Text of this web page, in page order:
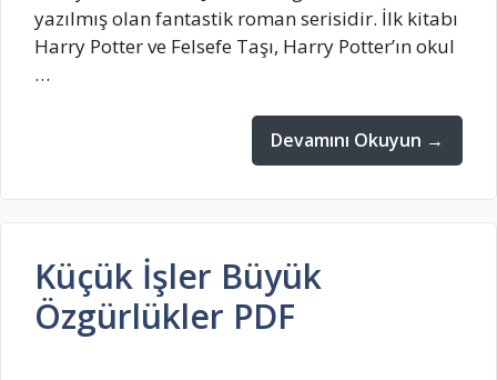
yazılmış olan fantastik roman serisidir. İlk kitabı
Harry Potter ve Felsefe Taşı, Harry Potter’ın okul
…
Devamını Okuyun →
Küçük İşler Büyük
Özgürlükler PDF